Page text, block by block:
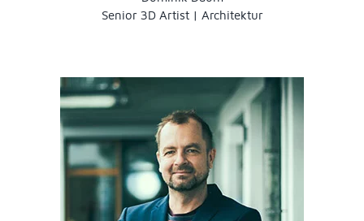
Senior 3D Artist | Architektur